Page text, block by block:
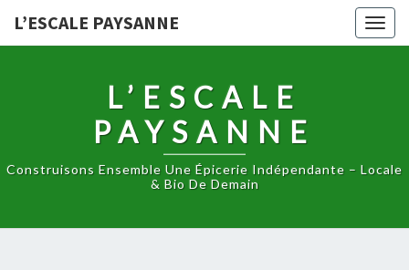
L’ESCALE PAYSANNE
L’ESCALE
PAYSANNE
Construisons Ensemble Une Épicerie Indépendante – Locale
& Bio De Demain